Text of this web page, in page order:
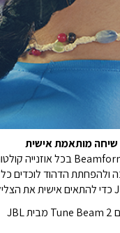
הדהוד לוכדים כל